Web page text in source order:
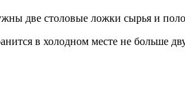
две столовые ложки сырья и
в холодном месте не больше